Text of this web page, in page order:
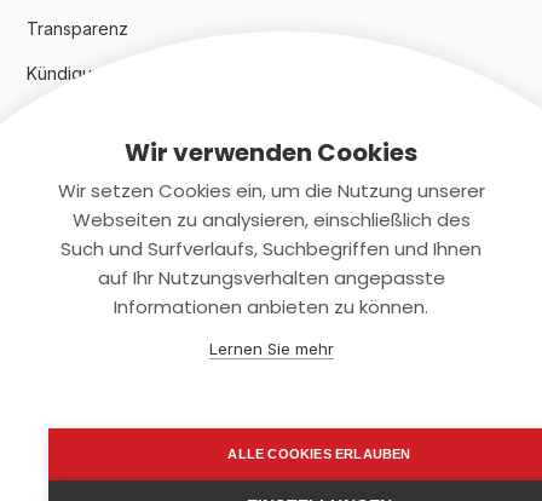
Transparenz
Kündigungsindex 2024
Rechtliches
Datenschutz
Wir verwenden Cookies
Wir setzen Cookies ein, um die Nutzung unserer
Webseiten zu analysieren, einschließlich des
Such und Surfverlaufs, Suchbegriffen und Ihnen
auf Ihr Nutzungsverhalten angepasste
Informationen anbieten zu können.
Lernen Sie mehr
ALLE COOKIES ERLAUBEN